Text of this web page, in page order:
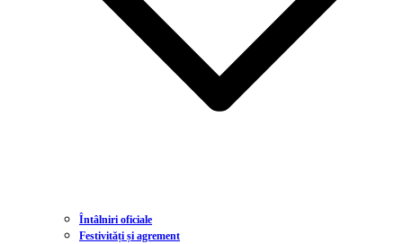
Întâlniri oficiale
Festivități și agrement